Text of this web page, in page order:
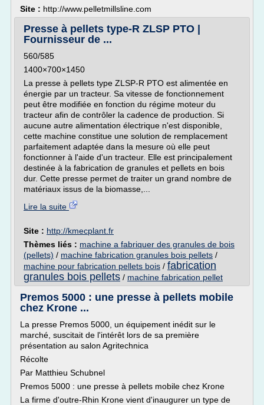
Site : http://www.pelletmillsline.com
Presse à pellets type-R ZLSP PTO |
Fournisseur de ...
560/585
1400×700×1450
La presse à pellets type ZLSP-R PTO est alimentée en
énergie par un tracteur. Sa vitesse de fonctionnement
peut être modifiée en fonction du régime moteur du
tracteur afin de contrôler la cadence de production. Si
aucune autre alimentation électrique n'est disponible,
cette machine constitue une solution de remplacement
parfaitement adaptée dans la mesure où elle peut
fonctionner à l'aide d'un tracteur. Elle est principalement
destinée à la fabrication de granules et pellets en bois
dur. Cette presse permet de traiter un grand nombre de
matériaux issus de la biomasse,...
Lire la suite
Site : http://kmecplant.fr
Thèmes liés : machine a fabriquer des granules de bois
(pellets) / machine fabrication granules bois pellets /
machine pour fabrication pellets bois / fabrication
granules bois pellets / machine fabrication pellet
Premos 5000 : une presse à pellets mobile
chez Krone ...
La presse Premos 5000, un équipement inédit sur le
marché, suscitait de l'intérêt lors de sa première
présentation au salon Agritechnica
Récolte
Par Matthieu Schubnel
Premos 5000 : une presse à pellets mobile chez Krone
La firme d'outre-Rhin Krone vient d'inaugurer un type de